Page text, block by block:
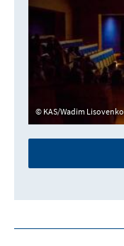
KAS/Wadim Lisovenko